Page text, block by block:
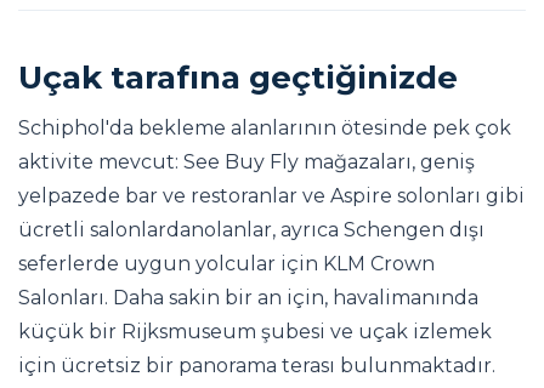
Uçak tarafına geçtiğinizde
Schiphol'da bekleme alanlarının ötesinde pek çok
aktivite mevcut: See Buy Fly mağazaları, geniş
yelpazede bar ve restoranlar ve Aspire solonları gibi
ücretli salonlardanolanlar, ayrıca Schengen dışı
seferlerde uygun yolcular için KLM Crown
Salonları. Daha sakin bir an için, havalimanında
küçük bir Rijksmuseum şubesi ve uçak izlemek
için ücretsiz bir panorama terası bulunmaktadır.